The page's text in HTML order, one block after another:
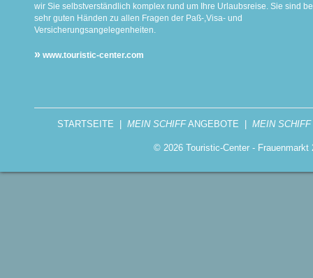
wir Sie selbstverständlich komplex rund um Ihre Urlaubsreise. Sie sind
sehr guten Händen zu allen Fragen der Paß-,Visa- und
Versicherungsangelegenheiten.
» www.touristic-center.com
STARTSEITE MEIN SCHIFFANGEBOTE MEIN SCHIFF
© 2026 Touristic-Center -